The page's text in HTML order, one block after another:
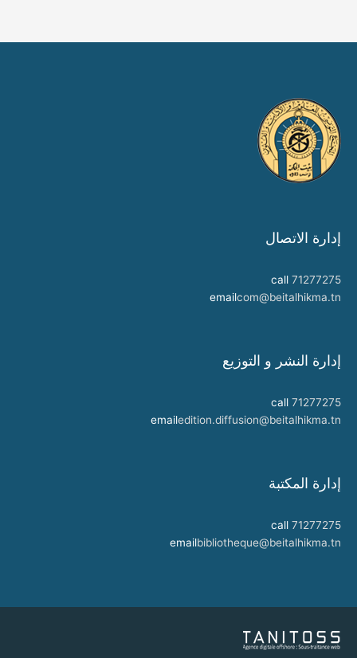
إدارة الاتصال
call 71277275
emailcom@beitalhikma.tn
إدارة النشر و التوزيع
call 71277275
emailedition.diffusion@beitalhikma.tn
إدارة المكتبة
call 71277275
emailbibliotheque@beitalhikma.tn